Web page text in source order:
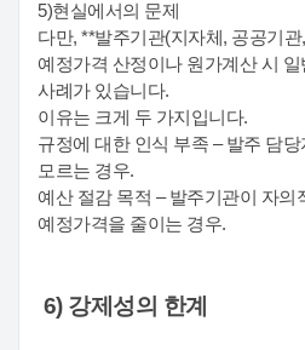
5)현실에서의 문제
다만, **발주기관(지자체, 공공기관
예정가격 산정이나 원가계산 시
사례가 있습니다.
이유는 크게 두 가지입니다.
규정에 대한 인식 부족 – 발주 담
모르는 경우.
예산 절감 목적 – 발주기관이 자의
예정가격을 줄이는 경우.
6) 강제성의 한계